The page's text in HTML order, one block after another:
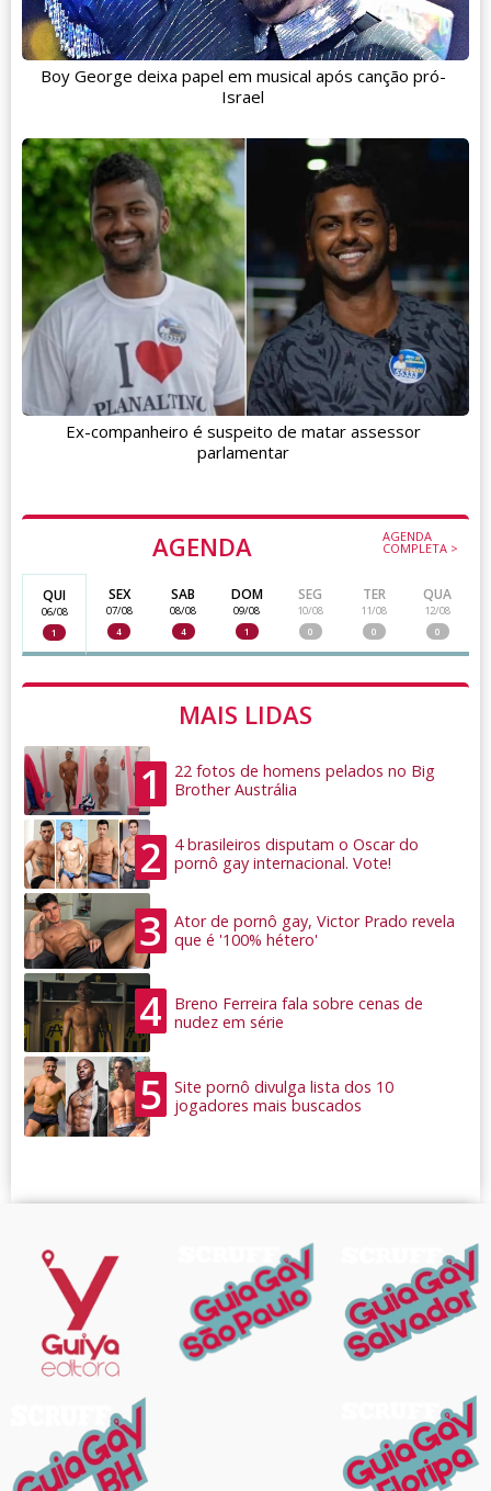
AGENDA AGENDA
COMPLETA >
QUI
06/08
1
SEX
07/08
4
SAB
08/08
4
DOM
09/08
1
SEG
10/08
0
TER
11/08
0
QUA
12/08
0
MAIS LIDAS
1
22 fotos de homens pelados no Big
Brother Austrália
2
4 brasileiros disputam o Oscar do
pornô gay internacional. Vote!
3
Ator de pornô gay, Victor Prado revela
que é '100% hétero'
4
Breno Ferreira fala sobre cenas de
nudez em série
5
Site pornô divulga lista dos 10
jogadores mais buscados
Boy George deixa papel em musical após canção pró-
Israel
Ex-companheiro é suspeito de matar assessor
parlamentar